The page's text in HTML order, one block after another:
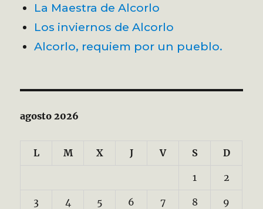
La Maestra de Alcorlo
Los inviernos de Alcorlo
Alcorlo, requiem por un pueblo.
agosto 2026
L M X J V S D
1 2
3 4 5 6 7 8 9